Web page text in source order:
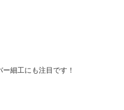
細工にも注目です！